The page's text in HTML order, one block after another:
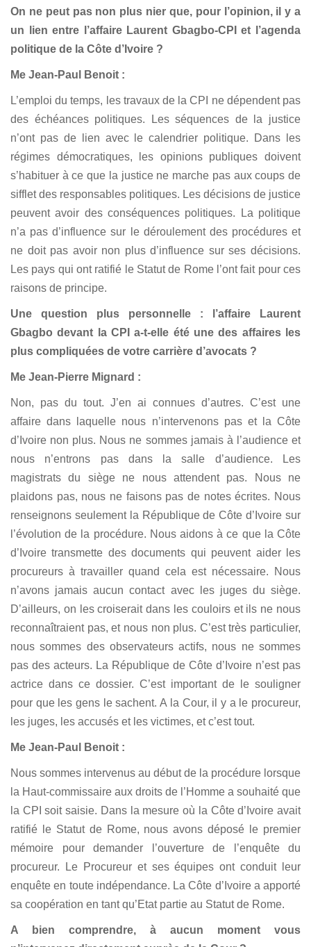
On ne peut pas non plus nier que, pour l’opinion, il y a
un lien entre l’affaire Laurent Gbagbo-CPI et l’agenda
politique de la Côte d’Ivoire ?
Me Jean-Paul Benoit :
L’emploi du temps, les travaux de la CPI ne dépendent pas
des échéances politiques. Les séquences de la justice
n’ont pas de lien avec le calendrier politique. Dans les
régimes démocratiques, les opinions publiques doivent
s’habituer à ce que la justice ne marche pas aux coups de
sifflet des responsables politiques. Les décisions de justice
peuvent avoir des conséquences politiques. La politique
n’a pas d’influence sur le déroulement des procédures et
ne doit pas avoir non plus d’influence sur ses décisions.
Les pays qui ont ratifié le Statut de Rome l’ont fait pour ces
raisons de principe.
Une question plus personnelle : l’affaire Laurent
Gbagbo devant la CPI a-t-elle été une des affaires les
plus compliquées de votre carrière d’avocats ?
Me Jean-Pierre Mignard :
Non, pas du tout. J’en ai connues d’autres. C’est une
affaire dans laquelle nous n’intervenons pas et la Côte
d’Ivoire non plus. Nous ne sommes jamais à l’audience et
nous n’entrons pas dans la salle d’audience. Les
magistrats du siège ne nous attendent pas. Nous ne
plaidons pas, nous ne faisons pas de notes écrites. Nous
renseignons seulement la République de Côte d’Ivoire sur
l’évolution de la procédure. Nous aidons à ce que la Côte
d’Ivoire transmette des documents qui peuvent aider les
procureurs à travailler quand cela est nécessaire. Nous
n’avons jamais aucun contact avec les juges du siège.
D’ailleurs, on les croiserait dans les couloirs et ils ne nous
reconnaîtraient pas, et nous non plus. C’est très particulier,
nous sommes des observateurs actifs, nous ne sommes
pas des acteurs. La République de Côte d’Ivoire n’est pas
actrice dans ce dossier. C’est important de le souligner
pour que les gens le sachent. A la Cour, il y a le procureur,
les juges, les accusés et les victimes, et c’est tout.
Me Jean-Paul Benoit :
Nous sommes intervenus au début de la procédure lorsque
la Haut-commissaire aux droits de l’Homme a souhaité que
la CPI soit saisie. Dans la mesure où la Côte d’Ivoire avait
ratifié le Statut de Rome, nous avons déposé le premier
mémoire pour demander l’ouverture de l’enquête du
procureur. Le Procureur et ses équipes ont conduit leur
enquête en toute indépendance. La Côte d’Ivoire a apporté
sa coopération en tant qu’Etat partie au Statut de Rome.
A bien comprendre, à aucun moment vous